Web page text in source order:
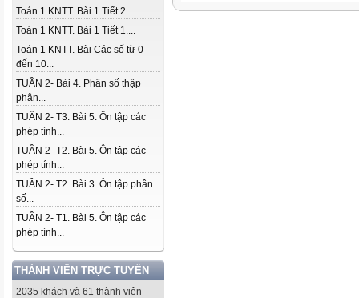
Toán 1 KNTT. Bài 1 Tiết 2....
Toán 1 KNTT. Bài 1 Tiết 1....
Toán 1 KNTT. Bài Các số từ 0
đến 10...
TUẦN 2- Bài 4. Phân số thập
phân...
TUẦN 2- T3. Bài 5. Ôn tập các
phép tính...
TUẦN 2- T2. Bài 5. Ôn tập các
phép tính...
TUẦN 2- T2. Bài 3. Ôn tập phân
số...
TUẦN 2- T1. Bài 5. Ôn tập các
phép tính...
THÀNH VIÊN TRỰC TUYẾN
2035 khách và 61 thành viên